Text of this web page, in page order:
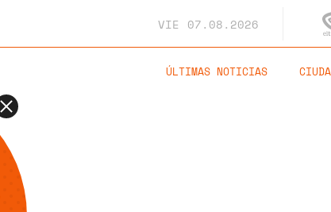
VIE 07.08.2026
ÚLTIMAS NOTICIAS